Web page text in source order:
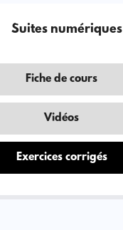
Suites numériques
Fiche de cours
Vidéos
Exercices corrigés